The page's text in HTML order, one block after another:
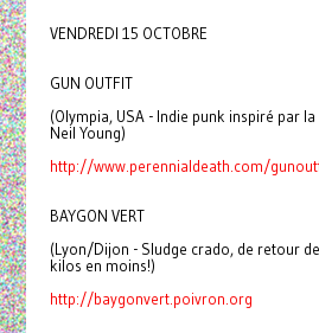
VENDREDI 15 OCTOBRE
GUN OUTFIT
(Olympia, USA - Indie punk inspiré par
Neil Young)
http://www.perennialdeath.com/
BAYGON VERT
(Lyon/Dijon - Sludge crado, de retour
kilos en moins!)
http://baygonvert.poivron.org